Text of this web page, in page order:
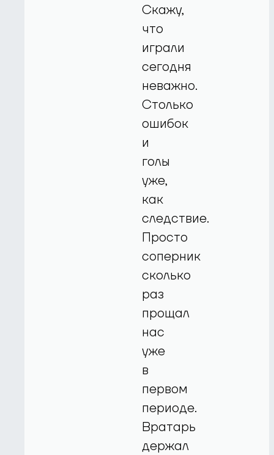
Скажу,
что
играли
сегодня
неважно.
Столько
ошибок
и
голы
уже,
как
следствие.
Просто
соперник
сколько
раз
прощал
нас
уже
в
первом
периоде.
Вратарь
держал